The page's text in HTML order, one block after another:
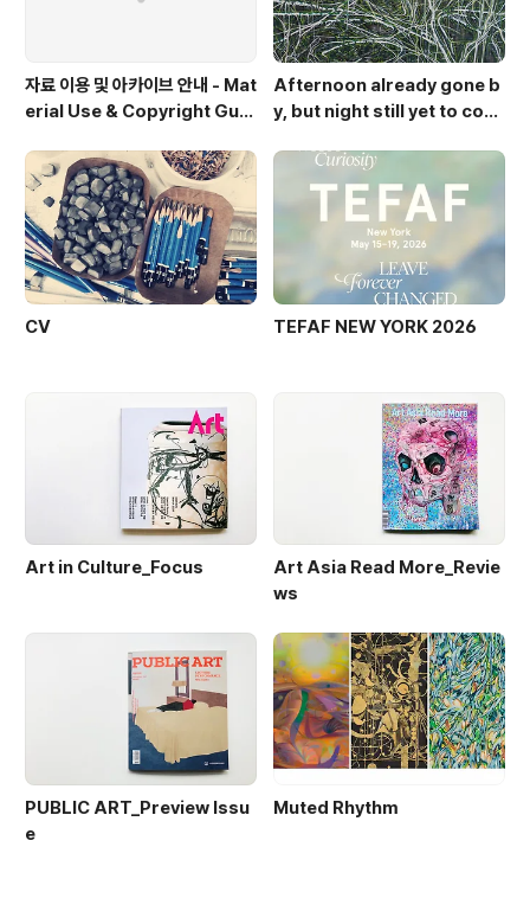
자료 이용 및 아카이브 안내 - Mat
erial Use & Copyright Guid
Afternoon already gone b
y, but night still yet to com
CV TEFAF NEW YORK 2026
Art in Culture_Focus
Art Asia Read More_Revie
ws
PUBLIC ART_Preview Issu
e
Muted Rhythm